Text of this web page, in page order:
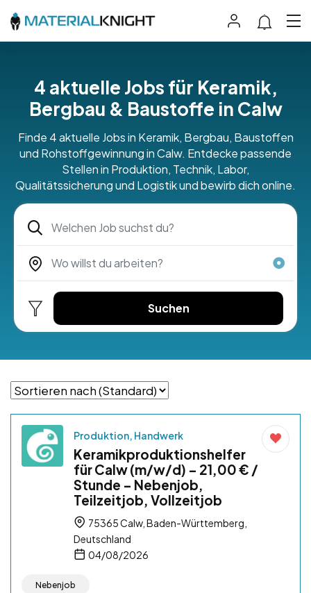
4 aktuelle Jobs für Keramik,
Bergbau & Baustoffe in Calw
Finde 4 aktuelle Jobs in Keramik, Bergbau, Baustoffen
und Rohstoffgewinnung in Calw. Entdecke passende
Stellen in Produktion, Technik, Labor,
Qualitätssicherung und Logistik und bewirb dich online.
Suchen
Produktion, Handwerk
Keramikproduktionshelfer
für Calw (m/w/d) – 21,00 € /
Stunde – Nebenjob,
Teilzeitjob, Vollzeitjob
75365 Calw, Baden-Württemberg,
Deutschland
04/08/2026
Nebenjob